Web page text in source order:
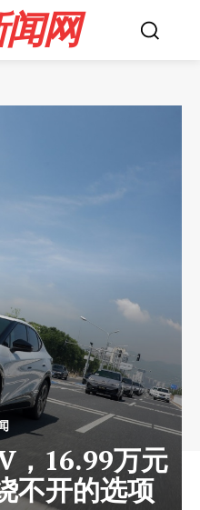
网
，16.99万元
不开的选项